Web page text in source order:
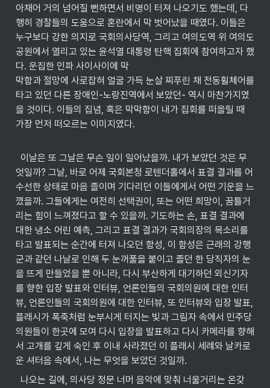
아채어 거의 넘어질 뻔하면서 비명이 터져 나오기도 했는데, 다
행히 경찰들의 도움으로 혼란에서 막 벗어났을 때였다. 이들은
누구보다 강한 의지로 국회의사당역, 그리고 여의도역 위 여의도
공원에서 열리고 있는 윤석열 대통령 탄핵 집회에 참여하고자 했
다. 운집한 인파 사이사이에 막
막함과 절망에 사로잡혀 얼굴 가득 눈살 찌푸린 채 전동휠체어를
타고 있던 다른 장애인-노랑진역에서 보았던- 역시 마찬가지였
을 것이다. 이들의 집념, 혹은 막막함이 내가 집회를 떠올릴 때
가장 먼저 떠오르는 이미지였다.
엇일까? 그날, 바로 어제 국회본청 로텐더홀에서 표결 결과를 어
수선한 상태로 마음 졸이며 기다리던 이들에게서 어떤 기운을 느
꼈을까. 그들에게는 여전히 선택권이, 또는 어떤 희망이, 꿈틀거
리는 힘이 느껴졌다고 할 수 있을까. 기도하는 손, 표결 결과에
대한 냉소 어린 예측, 그리고 표결 결과가 국회의장의 목소리를
타고 발표되는 순간에 터져 나오던 함성, 이 함성은 근래의 강행
군과 같던 나날로 인해 두 눈꺼풀을 붙이고 졸던 한 당직자의 눈
을 뜨게 만들었을 뿐 아니라, 다시 부산하게 대기하던 외신기자
를 향한 입장 발표와 인터뷰, 언론인들의 국회의원에 대한 인터
뷰, 언론인들의 국회의원에 대한 인터뷰, 또 인터뷰와 입장 발표,
플래시가 폭죽처럼 눈부시게 터지는 빛과 그림자 속에서 민주당
의원들이 한곳에 모여 다시 입장을 발표하고 다시 카메라를 향해
서 고개를 깊게 숙인 후 이내 사라졌던 이 플래시 세례와 날카로
운 셔터음 속에서, 나는 무엇을 보았던 것일까.